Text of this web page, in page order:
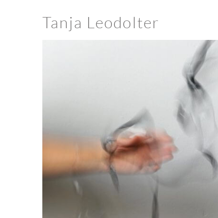
Tanja Leodolter